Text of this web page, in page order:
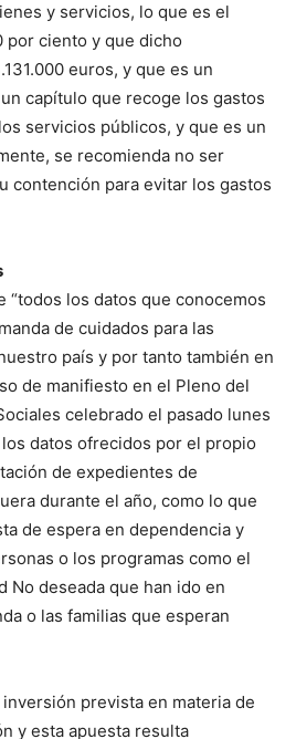
y servicios, lo que es el
por ciento y que dicho
euros, y que es un
capítulo que recoge los gastos
servicios públicos, y que es un
se recomienda no ser
contención para evitar los gastos
“todos los datos que conocemos
de cuidados para las
país y por tanto también en
de manifiesto en el Pleno del
celebrado el pasado lunes
datos ofrecidos por el propio
de expedientes de
durante el año, como lo que
de espera en dependencia y
o los programas como el
No deseada que han ido en
o las familias que esperan
prevista en materia de
y esta apuesta resulta